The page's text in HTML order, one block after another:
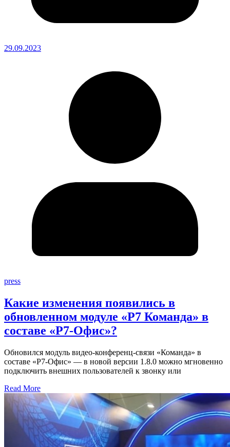
29.09.2023
press
Какие изменения появились в
обновленном модуле «Р7 Команда» в
составе «Р7-Офис»?
Обновился модуль видео-конференц-связи «Команда» в
составе «Р7-Офис» — в новой версии 1.8.0 можно мгновенно
подключить внешних пользователей к звонку или
Read More